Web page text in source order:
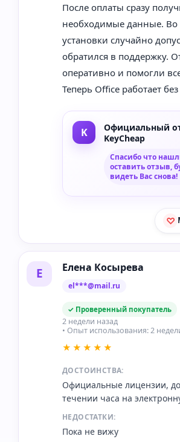
После оплаты сразу
необходимые данные. Во
установки случайно
обратился в поддержку.
оперативно и помогли
Теперь Office работает
Официальный
KeyCheap
Спасибо что
оставить отзыв,
видеть Вас снова!
Е Елена Косырева
el***@mail.ru
✓ Проверенный покупатель
2 недели назад
• Опыт использования: 2
★★★★★
ДОСТОИНСТВА:
Официальные лицензии,
течении часа на
НЕДОСТАТКИ:
Пока не вижу